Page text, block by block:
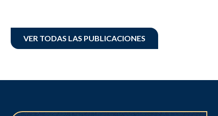
VER TODAS LAS PUBLICACIONES